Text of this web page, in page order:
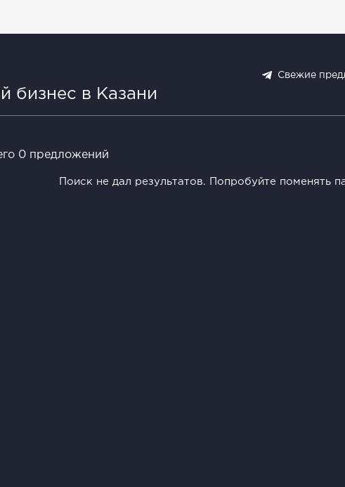
бизнес в Казани
Свежие
0 предложений
Поиск не дал результатов. Попробуйте поменять